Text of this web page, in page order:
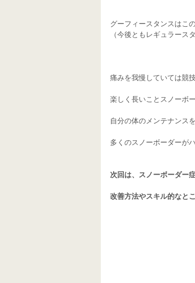
グーフィースタンスはこ
（今後ともレギュラース
痛みを我慢していては競
楽しく長いことスノーボ
自分の体のメンテナンス
多くのスノーボーダーが
次回は、スノーボーダー
改善方法やスキル的なと